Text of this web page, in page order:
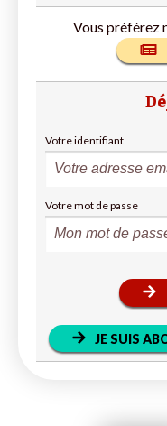
Vous préférez
Votre identifiant
Votre mot de passe
JE SUIS